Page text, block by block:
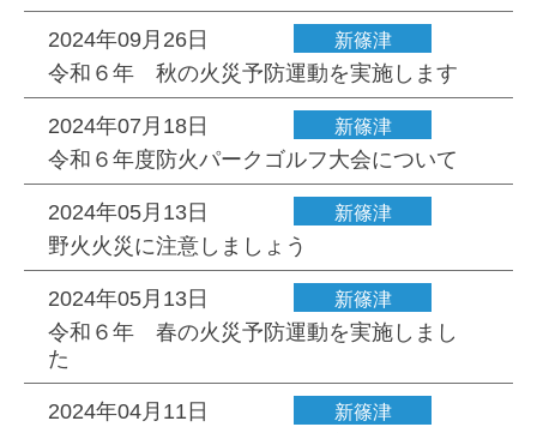
2024年09月26日
新篠津
令和６年 秋の火災予防運動を実施します
2024年07月18日
新篠津
令和６年度防火パークゴルフ大会について
2024年05月13日
新篠津
野火火災に注意しましょう
2024年05月13日
新篠津
令和６年 春の火災予防運動を実施しまし
た
2024年04月11日
新篠津